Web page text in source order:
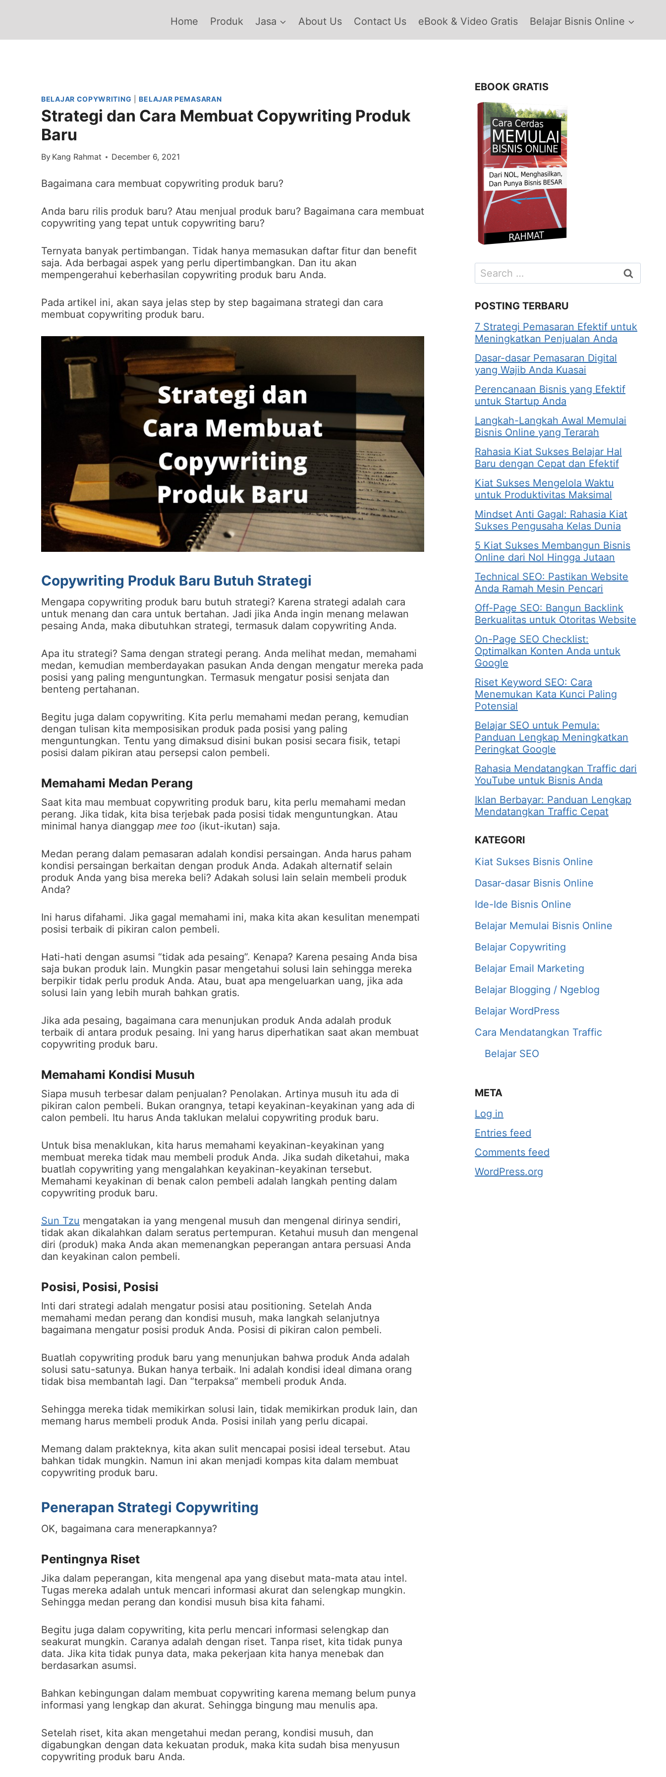
Home Produk Jasa About Us Contact Us eBook & Video Gratis Belajar Bisnis Online
BELAJAR COPYWRITING |BELAJAR PEMASARAN
Strategi dan Cara Membuat Copywriting Produk
Baru
By Kang Rahmat December 6, 2021
Bagaimana cara membuat copywriting produk baru?
Anda baru rilis produk baru? Atau menjual produk baru? Bagaimana cara membuat
copywriting yang tepat untuk copywriting baru?
Ternyata banyak pertimbangan. Tidak hanya memasukan daftar fitur dan benefit
saja. Ada berbagai aspek yang perlu dipertimbangkan. Dan itu akan
mempengerahui keberhasilan copywriting produk baru Anda.
Pada artikel ini, akan saya jelas step by step bagaimana strategi dan cara
membuat copywriting produk baru.
Copywriting Produk Baru Butuh Strategi
Mengapa copywriting produk baru butuh strategi? Karena strategi adalah cara
untuk menang dan cara untuk bertahan. Jadi jika Anda ingin menang melawan
pesaing Anda, maka dibutuhkan strategi, termasuk dalam copywriting Anda.
Apa itu strategi? Sama dengan strategi perang. Anda melihat medan, memahami
medan, kemudian memberdayakan pasukan Anda dengan mengatur mereka pada
posisi yang paling menguntungkan. Termasuk mengatur posisi senjata dan
benteng pertahanan.
Begitu juga dalam copywriting. Kita perlu memahami medan perang, kemudian
dengan tulisan kita memposisikan produk pada posisi yang paling
menguntungkan. Tentu yang dimaksud disini bukan posisi secara fisik, tetapi
posisi dalam pikiran atau persepsi calon pembeli.
Memahami Medan Perang
Saat kita mau membuat copywriting produk baru, kita perlu memahami medan
perang. Jika tidak, kita bisa terjebak pada posisi tidak menguntungkan. Atau
minimal hanya dianggap mee too (ikut-ikutan) saja.
Medan perang dalam pemasaran adalah kondisi persaingan. Anda harus paham
kondisi persaingan berkaitan dengan produk Anda. Adakah alternatif selain
produk Anda yang bisa mereka beli? Adakah solusi lain selain membeli produk
Anda?
Ini harus difahami. Jika gagal memahami ini, maka kita akan kesulitan menempati
posisi terbaik di pikiran calon pembeli.
Hati-hati dengan asumsi “tidak ada pesaing”. Kenapa? Karena pesaing Anda bisa
saja bukan produk lain. Mungkin pasar mengetahui solusi lain sehingga mereka
berpikir tidak perlu produk Anda. Atau, buat apa mengeluarkan uang, jika ada
solusi lain yang lebih murah bahkan gratis.
Jika ada pesaing, bagaimana cara menunjukan produk Anda adalah produk
terbaik di antara produk pesaing. Ini yang harus diperhatikan saat akan membuat
copywriting produk baru.
Memahami Kondisi Musuh
Siapa musuh terbesar dalam penjualan? Penolakan. Artinya musuh itu ada di
pikiran calon pembeli. Bukan orangnya, tetapi keyakinan-keyakinan yang ada di
calon pembeli. Itu harus Anda taklukan melalui copywriting produk baru.
Untuk bisa menaklukan, kita harus memahami keyakinan-keyakinan yang
membuat mereka tidak mau membeli produk Anda. Jika sudah diketahui, maka
buatlah copywriting yang mengalahkan keyakinan-keyakinan tersebut.
Memahami keyakinan di benak calon pembeli adalah langkah penting dalam
copywriting produk baru.
Sun Tzu mengatakan ia yang mengenal musuh dan mengenal dirinya sendiri,
tidak akan dikalahkan dalam seratus pertempuran. Ketahui musuh dan mengenal
diri (produk) maka Anda akan memenangkan peperangan antara persuasi Anda
dan keyakinan calon pembeli.
Posisi, Posisi, Posisi
Inti dari strategi adalah mengatur posisi atau positioning. Setelah Anda
memahami medan perang dan kondisi musuh, maka langkah selanjutnya
bagaimana mengatur posisi produk Anda. Posisi di pikiran calon pembeli.
Buatlah copywriting produk baru yang menunjukan bahwa produk Anda adalah
solusi satu-satunya. Bukan hanya terbaik. Ini adalah kondisi ideal dimana orang
tidak bisa membantah lagi. Dan “terpaksa” membeli produk Anda.
Sehingga mereka tidak memikirkan solusi lain, tidak memikirkan produk lain, dan
memang harus membeli produk Anda. Posisi inilah yang perlu dicapai.
Memang dalam prakteknya, kita akan sulit mencapai posisi ideal tersebut. Atau
bahkan tidak mungkin. Namun ini akan menjadi kompas kita dalam membuat
copywriting produk baru.
Penerapan Strategi Copywriting
OK, bagaimana cara menerapkannya?
Pentingnya Riset
Jika dalam peperangan, kita mengenal apa yang disebut mata-mata atau intel.
Tugas mereka adalah untuk mencari informasi akurat dan selengkap mungkin.
Sehingga medan perang dan kondisi musuh bisa kita fahami.
Begitu juga dalam copywriting, kita perlu mencari informasi selengkap dan
seakurat mungkin. Caranya adalah dengan riset. Tanpa riset, kita tidak punya
data. Jika kita tidak punya data, maka pekerjaan kita hanya menebak dan
berdasarkan asumsi.
Bahkan kebingungan dalam membuat copywriting karena memang belum punya
informasi yang lengkap dan akurat. Sehingga bingung mau menulis apa.
Setelah riset, kita akan mengetahui medan perang, kondisi musuh, dan
digabungkan dengan data kekuatan produk, maka kita sudah bisa menyusun
copywriting produk baru Anda.
EBOOK GRATIS
Search
for:
POSTING TERBARU
7 Strategi Pemasaran Efektif untuk
Meningkatkan Penjualan Anda
Dasar-dasar Pemasaran Digital
yang Wajib Anda Kuasai
Perencanaan Bisnis yang Efektif
untuk Startup Anda
Langkah-Langkah Awal Memulai
Bisnis Online yang Terarah
Rahasia Kiat Sukses Belajar Hal
Baru dengan Cepat dan Efektif
Kiat Sukses Mengelola Waktu
untuk Produktivitas Maksimal
Mindset Anti Gagal: Rahasia Kiat
Sukses Pengusaha Kelas Dunia
5 Kiat Sukses Membangun Bisnis
Online dari Nol Hingga Jutaan
Technical SEO: Pastikan Website
Anda Ramah Mesin Pencari
Off-Page SEO: Bangun Backlink
Berkualitas untuk Otoritas Website
On-Page SEO Checklist:
Optimalkan Konten Anda untuk
Google
Riset Keyword SEO: Cara
Menemukan Kata Kunci Paling
Potensial
Belajar SEO untuk Pemula:
Panduan Lengkap Meningkatkan
Peringkat Google
Rahasia Mendatangkan Traffic dari
YouTube untuk Bisnis Anda
Iklan Berbayar: Panduan Lengkap
Mendatangkan Traffic Cepat
KATEGORI
Kiat Sukses Bisnis Online
Dasar-dasar Bisnis Online
Ide-Ide Bisnis Online
Belajar Memulai Bisnis Online
Belajar Copywriting
Belajar Email Marketing
Belajar Blogging / Ngeblog
Belajar WordPress
Cara Mendatangkan Traffic
Belajar SEO
META
Log in
Entries feed
Comments feed
WordPress.org